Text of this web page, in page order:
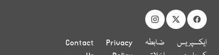
ایکسپریس
ضابطہ
Privacy
Contact